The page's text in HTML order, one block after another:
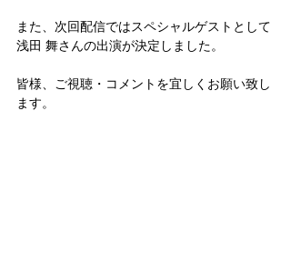
また、次回配信ではスペシャルゲストとして
浅田 舞さんの出演が決定しました。
皆様、ご視聴・コメントを宜しくお願い致し
ます。